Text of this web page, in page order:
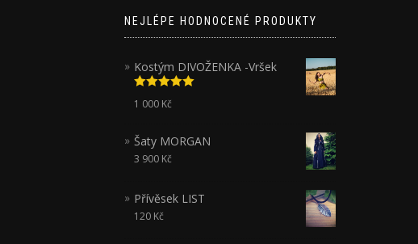
NEJLÉPE HODNOCENÉ PRODUKTY
Kostým DIVOŽENKA -Vršek
Hodnocení
5.00z 5
1 000 Kč
Šaty MORGAN
3 900 Kč
Přívěsek LIST
120 Kč